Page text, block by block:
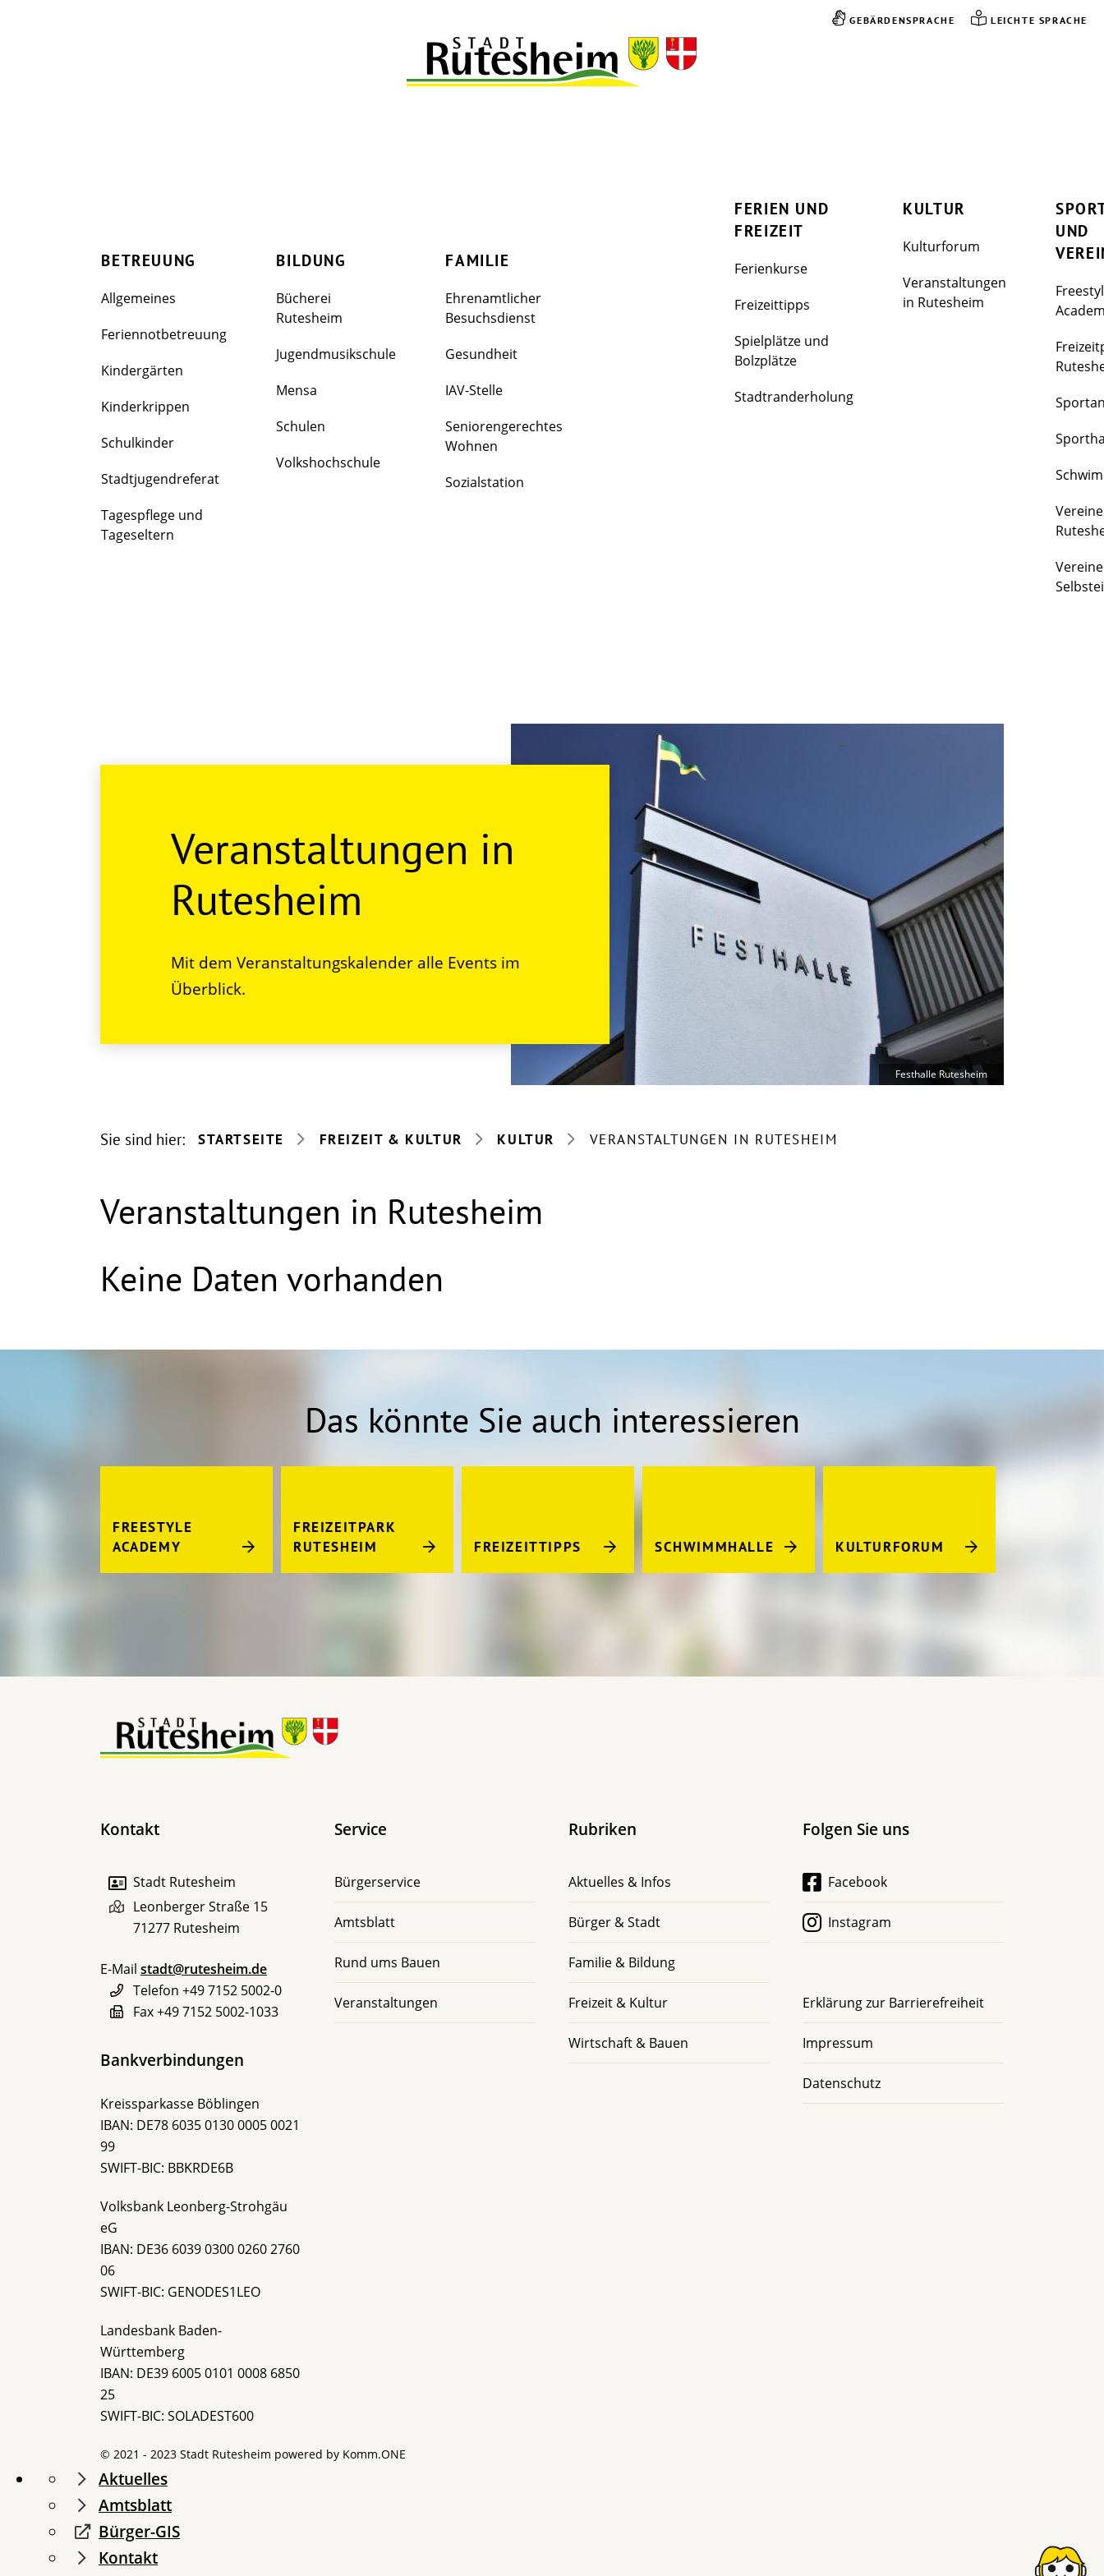
GEBÄRDENSPRACHE LEICHTE SPRACHE
FAMILIE
BILDUNG
BETREUUNG
Allgemeines
Feriennotbetreuung
Kindergärten
Kinderkrippen
Schulkinder
Stadtjugendreferat
Tagespflege und
Tageseltern
BILDUNG
Bücherei
Rutesheim
Jugendmusikschule
Mensa
Schulen
Volkshochschule
FAMILIE
Ehrenamtlicher
Besuchsdienst
Gesundheit
IAV-Stelle
Seniorengerechtes
Wohnen
Sozialstation
FERIEN UND
FREIZEIT
Ferienkurse
Freizeittipps
Spielplätze und
Bolzplätze
Stadtranderholung
KULTUR
Kulturforum
Veranstaltungen
in Rutesheim
UND
Vereine
Veranstaltungen in
Rutesheim
Mit dem Veranstaltungskalender alle Events im
Überblick.
Festhalle Rutesheim
Sie sind hier: STARTSEITE FREIZEIT & KULTUR KULTUR VERANSTALTUNGEN IN RUTESHEIM
Veranstaltungen in Rutesheim
Keine Daten vorhanden
Das könnte Sie auch interessieren
FREESTYLE
ACADEMY
FREIZEITPARK
RUTESHEIM
FREIZEITTIPPS SCHWIMMHALLE KULTURFORUM
Kontakt
Stadt Rutesheim
Leonberger Straße 15
71277 Rutesheim
E-Mail stadt@rutesheim.de
Telefon +49 7152 5002-0
Fax+49 7152 5002-1033
Bankverbindungen
Kreissparkasse Böblingen
IBAN: DE78 6035 0130 0005 0021
99
SWIFT-BIC: BBKRDE6B
Volksbank Leonberg-Strohgäu
eG
IBAN: DE36 6039 0300 0260 2760
06
SWIFT-BIC: GENODES1LEO
Landesbank Baden-
Württemberg
IBAN: DE39 6005 0101 0008 6850
25
SWIFT-BIC: SOLADEST600
Service
Bürgerservice
Amtsblatt
Rund ums Bauen
Veranstaltungen
Rubriken
Aktuelles & Infos
Bürger & Stadt
Familie & Bildung
Freizeit & Kultur
Wirtschaft & Bauen
Folgen Sie uns
Facebook
Instagram
Erklärung zur Barrierefreiheit
Impressum
Datenschutz
© 2021 - 2023 Stadt Rutesheim powered by Komm.ONE
Aktuelles
Amtsblatt
Bürger-GIS
Kontakt